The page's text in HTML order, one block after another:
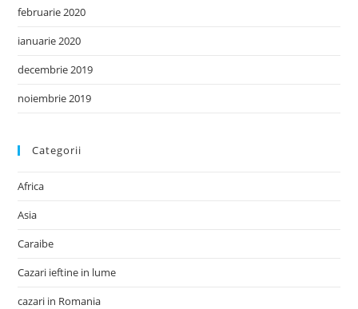
februarie 2020
ianuarie 2020
decembrie 2019
noiembrie 2019
Categorii
Africa
Asia
Caraibe
Cazari ieftine in lume
cazari in Romania